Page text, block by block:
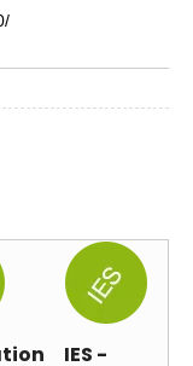
IES -